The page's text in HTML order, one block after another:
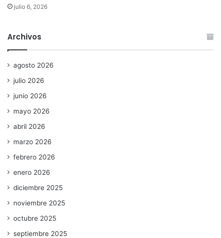
julio 6, 2026
Archivos
agosto 2026
julio 2026
junio 2026
mayo 2026
abril 2026
marzo 2026
febrero 2026
enero 2026
diciembre 2025
noviembre 2025
octubre 2025
septiembre 2025